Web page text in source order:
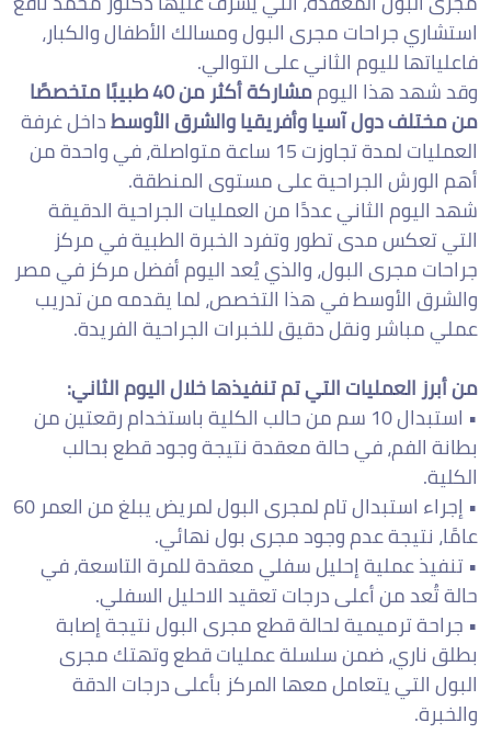
استشاري جراحات مجرى البول ومسالك الأطفال والكبار،
فاعلياتها لليوم الثاني على التوالي.
وقد شهد هذا اليوم
مشاركة أكثر من 40 طبيبًا متخصصًا
من مختلف دول آسيا وأفريقيا والشرق الأوسطداخل غرفة
العمليات لمدة تجاوزت 15 ساعة متواصلة، في واحدة من
أهم الورش الجراحية على مستوى المنطقة.
شهد اليوم الثاني عددًا من العمليات الجراحية الدقيقة
التي تعكس مدى تطور وتفرد الخبرة الطبية في مركز
جراحات مجرى البول، والذي يُعد اليوم أفضل مركز في مصر
والشرق الأوسط في هذا التخصص، لما يقدمه من تدريب
عملي مباشر ونقل دقيق للخبرات الجراحية الفريدة.
من أبرز العمليات التي تم تنفيذها خلال اليوم الثاني:
• استبدال 10 سم من حالب الكلية باستخدام رقعتين من
بطانة الفم، في حالة معقدة نتيجة وجود قطع بحالب
الكلية.
• إجراء استبدال تام لمجرى البول لمريض يبلغ من العمر 60
عامًا، نتيجة عدم وجود مجرى بول نهائي.
• تنفيذ عملية إحليل سفلي معقدة للمرة التاسعة، في
حالة تُعد من أعلى درجات تعقيد الاحليل السفلي.
• جراحة ترميمية لحالة قطع مجرى البول نتيجة إصابة
بطلق ناري، ضمن سلسلة عمليات قطع وتهتك مجرى
البول التي يتعامل معها المركز بأعلى درجات الدقة
والخبرة.